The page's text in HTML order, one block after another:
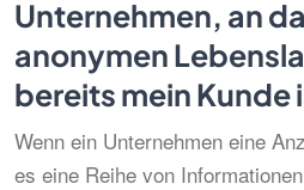
Unternehmen, an
anonymen
bereits mein Kunde
Wenn ein Unternehmen eine
es eine Reihe von